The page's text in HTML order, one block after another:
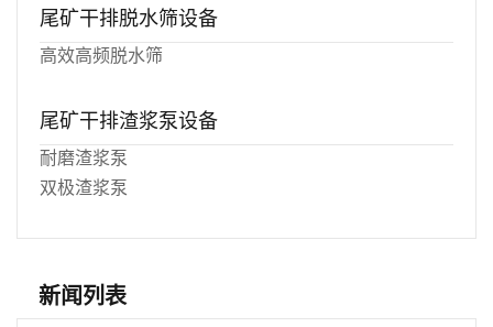
尾矿干排脱水筛设备
高效高频脱水筛
尾矿干排渣浆泵设备
耐磨渣浆泵
双极渣浆泵
新闻列表